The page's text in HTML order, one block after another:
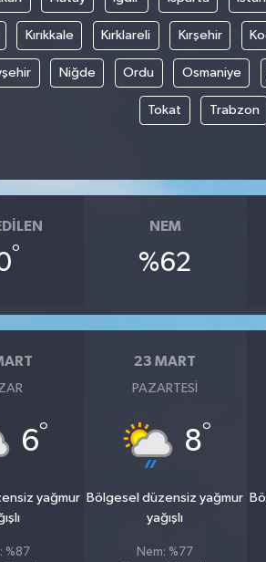
Kırıkkale Kırklareli Kırşehir
Niğde Ordu Osmaniye
Tokat Trabzon
°
NEM
%62
6°
yağmur
%87
23 MART
PAZARTESI
8°
Bölgesel düzensiz yağmur
yağışlı
Nem: %77